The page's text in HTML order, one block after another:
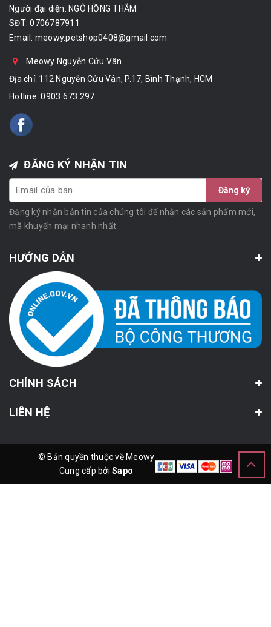
Người đại diện: NGÔ HỒNG THẮM
SĐT: 0706787911
Email: meowy.petshop0408@gmail.com
Meowy Nguyễn Cửu Vân
Địa chỉ: 112 Nguyễn Cửu Vân, P.17, Bình Thạnh, HCM
Hotline:0903.673.297
ĐĂNG KÝ NHẬN TIN
Đăng ký
Đăng ký nhận bản tin của chúng tôi để nhận các sản phẩm mới,
mã khuyến mại nhanh nhất
HƯỚNG DẪN
CHÍNH SÁCH
LIÊN HỆ
© Bản quyền thuộc về Meowy
Cung cấp bởiSapo